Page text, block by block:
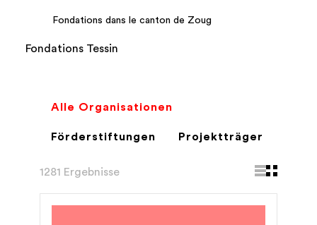
Fondations dans le canton de Zoug
Fondations Tessin
Alle Organisationen
Förderstiftungen Projektträger
1281 Ergebnisse